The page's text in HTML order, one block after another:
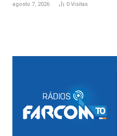
agosto 7, 2026 0 Visitas